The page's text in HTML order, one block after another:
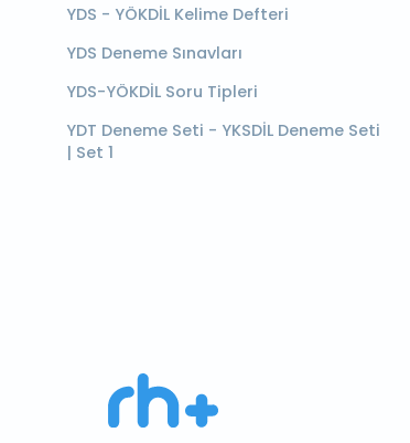
YDS - YÖKDİL Kelime Defteri
YDS Deneme Sınavları
YDS-YÖKDİL Soru Tipleri
YDT Deneme Seti - YKSDİL Deneme Seti
| Set 1